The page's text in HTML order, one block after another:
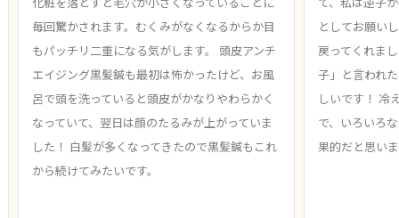
毎回驚かされます。むくみがなくなるからか目
もパッチリ二重になる気がします。 頭皮アンチ
エイジング黒髪鍼も最初は怖かったけど、お風
呂で頭を洗っていると頭皮がかなりやわらかく
なっていて、翌日は顔のたるみが上がっていま
した！ 白髪が多くなってきたので黒髪鍼もこれ
から続けてみたいです。
としてお願い
戻ってくれま
子」と言われ
しいです！ 冷
で、いろいろ
果的だと思い